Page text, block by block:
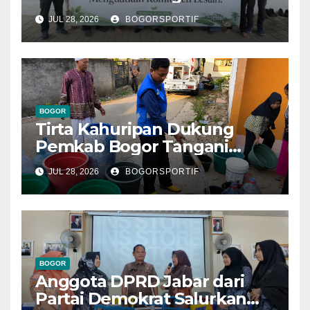
Bogor, PPLI Perkuat
Komitmen Lestarikan Alam
dan Warisan Sejarah
JUL 28, 2026 BOGORSPORTIF
BOGOR
Tirta Kahuripan Dukung
Pemkab Bogor Tangani
Dampak Kemarau
JUL 28, 2026 BOGORSPORTIF
BOGOR
Anggota DPRD Jabar dari
Partai Demokrat Salurkan